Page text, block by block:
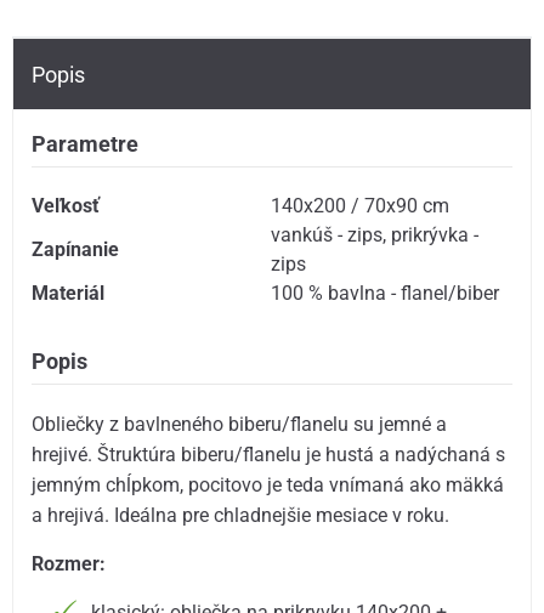
Popis
Parametre
Veľkosť
140x200 / 70x90 cm
Zapínanie
vankúš - zips, prikrývka -
zips
Materiál
100 % bavlna - flanel/biber
Popis
Obliečky z bavlneného biberu/flanelu su jemné a
hrejivé. Štruktúra biberu/flanelu je hustá a nadýchaná s
jemným chĺpkom, pocitovo je teda vnímaná ako mäkká
a hrejivá. Ideálna pre chladnejšie mesiace v roku.
Rozmer: